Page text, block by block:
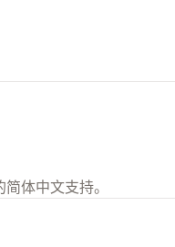
体中文支持。